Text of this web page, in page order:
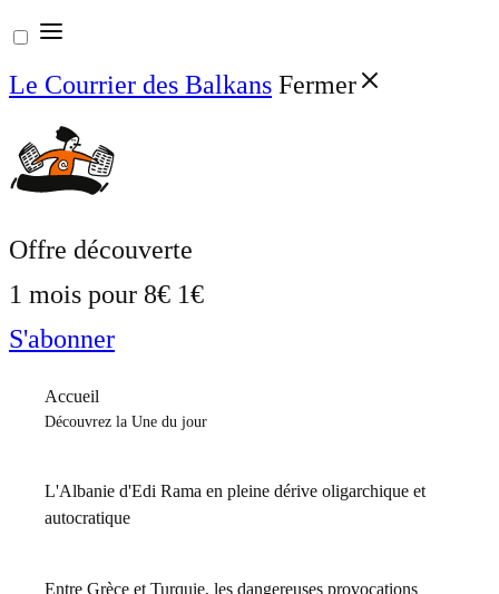
Aller
au
contenu
Le Courrier des Balkans Fermer
Offre découverte
1 mois pour 8€ 1€
S'abonner
Accueil
Découvrez la Une du jour
L'Albanie d'Edi Rama en pleine dérive oligarchique et
autocratique
Entre Grèce et Turquie, les dangereuses provocations